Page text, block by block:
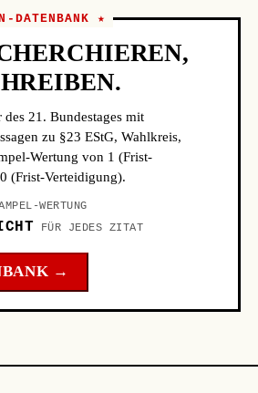
DATENBANK ★
21. Bundestages mit
zu §23 EStG, Wahlkreis,
Wertung von 1 (Frist-
(Frist-Verteidigung).
WERTUNG
FÜR JEDES ZITAT
→